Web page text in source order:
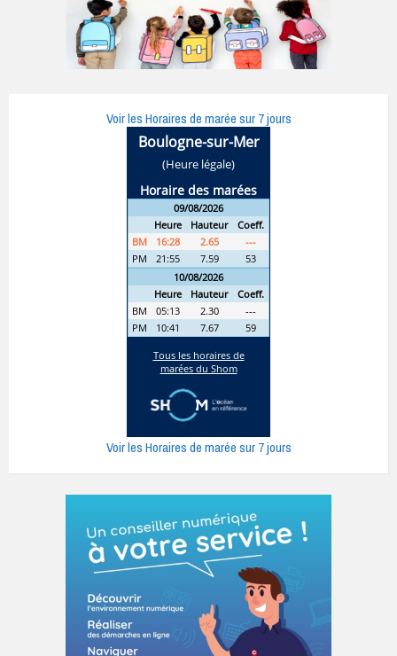
Voir les Horaires de marée sur 7 jours
Voir les Horaires de marée sur 7 jours